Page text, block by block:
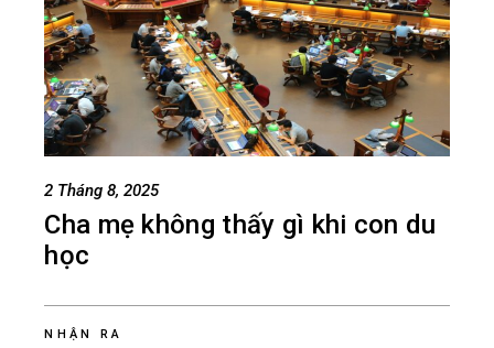
2 Tháng 8, 2025
Cha mẹ không thấy gì khi con du
học
NHẬN RA